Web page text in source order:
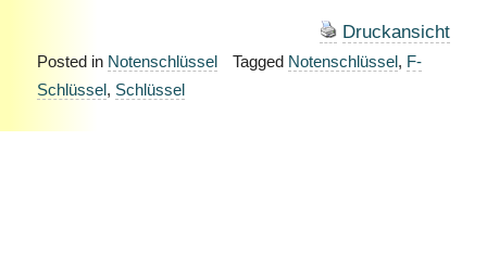
Druckansicht
Posted in Notenschlüssel Tagged Notenschlüssel, F-
Schlüssel, Schlüssel